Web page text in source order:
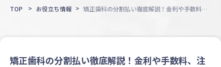
TOP お役立ち情報
矯正歯科の分割払い徹底解説！金利や手数料、
矯正歯科の分割払い徹底解説！金利や手数料、注